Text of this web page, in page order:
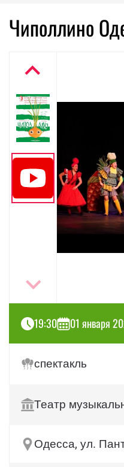
Чиполлино
19:30 01 января
спектакль
Театр
Одесса, ул.